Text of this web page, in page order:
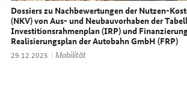
Dossiers zu Nachbewertungen der Nutzen-
(NKV) von Aus- und Neubauvorhaben der
Investitionsrahmenplan (IRP) und
Realisierungsplan der Autobahn GmbH (FRP)
Datum:
29.12.2025 Thema:
Mobilität